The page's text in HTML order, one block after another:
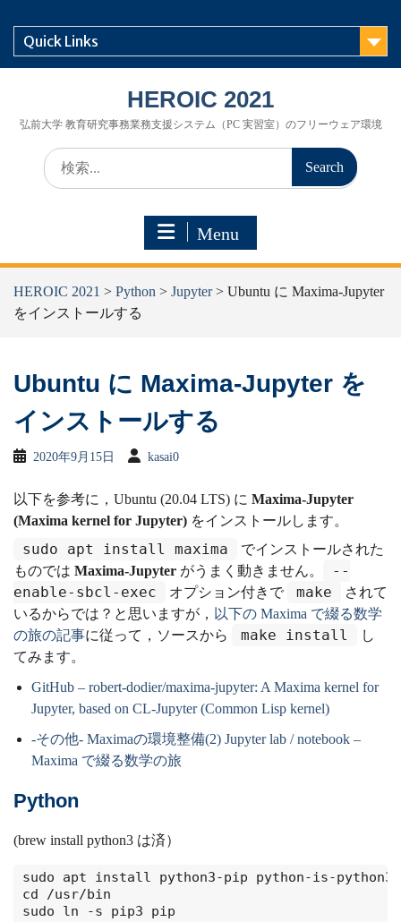
content
Quick Links
HEROIC 2021
弘前大学 教育研究事務業務支援システム（PC 実習室）のフリーウェア環境
Search
for:
Menu
HEROIC 2021 > Python > Jupyter> Ubuntu に Maxima-Jupyter
をインストールする
Ubuntu に Maxima-Jupyter を
インストールする
2020年9月15日 kasai0
以下を参考に，Ubuntu (20.04 LTS) に Maxima-Jupyter
(Maxima kernel for Jupyter) をインストールします。
sudo apt install maxima
でインストールされた
ものでは Maxima-Jupyter がうまく動きません。
--
enable-sbcl-exec
オプション付きで make
されて
いるからでは？と思いますが， 以下の Maxima で綴る数学
の旅の記事に従って，ソースから make install
し
てみます。
GitHub – robert-dodier/maxima-jupyter: A Maxima kernel for
Jupyter, based on CL-Jupyter (Common Lisp kernel)
-その他- Maximaの環境整備(2) Jupyter lab / notebook –
Maxima で綴る数学の旅
Python
(brew install python3 は済）
sudo apt install python3-pip python-is-python3
cd /usr/bin
sudo ln -s pip3 pip